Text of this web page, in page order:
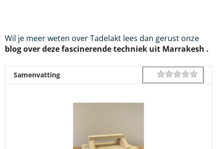
Wil je meer weten over Tadelakt lees dan gerust onze
blog over deze fascinerende techniek uit Marrakesh .
Samenvatting Rating 1 star
2
3
4
5